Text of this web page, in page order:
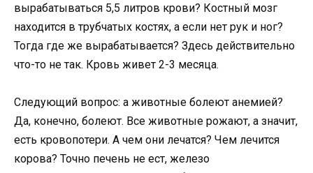
вырабатываться 5,5 литров крови? Костный мозг
находится в трубчатых костях, а если нет рук и ног?
Тогда где же вырабатывается? Здесь действительно
что-то не так. Кровь живет 2-3 месяца.
Следующий вопрос: а животные болеют анемией?
Да, конечно, болеют. Все животные рожают, а значит,
есть кровопотери. А чем они лечатся? Чем лечится
корова? Точно печень не ест, железо